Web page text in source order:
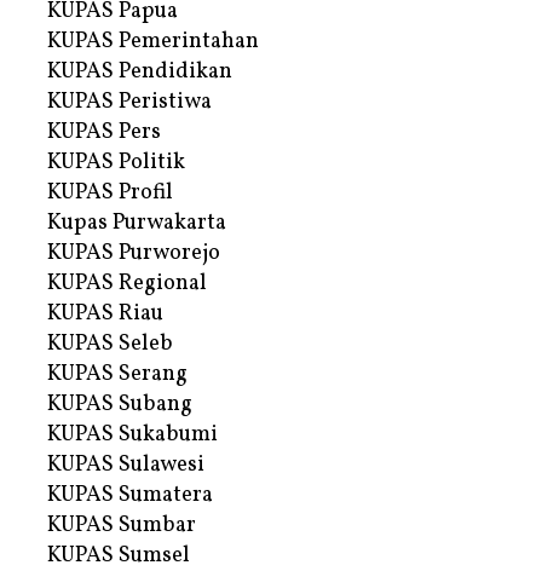
KUPAS Papua
KUPAS Pemerintahan
KUPAS Pendidikan
KUPAS Peristiwa
KUPAS Pers
KUPAS Politik
KUPAS Profil
Kupas Purwakarta
KUPAS Purworejo
KUPAS Regional
KUPAS Riau
KUPAS Seleb
KUPAS Serang
KUPAS Subang
KUPAS Sukabumi
KUPAS Sulawesi
KUPAS Sumatera
KUPAS Sumbar
KUPAS Sumsel